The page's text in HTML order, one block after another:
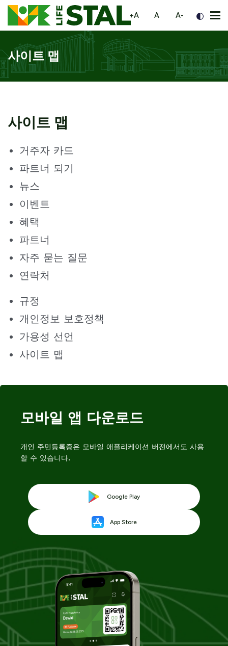
페이지 탐색으로 이동
내용으로 이동
하단으로 이동
+Awiększa czcionka
Anormalna czcionka
A- mniejsza
메
사이트 맵
사이트 맵
거주자 카드
파트너 되기
뉴스
이벤트
혜택
파트너
자주 묻는 질문
연락처
규정
개인정보 보호정책
가용성 선언
사이트 맵
모바일 앱 다운로드
개인 주민등록증은 모바일 애플리케이션 버전에서도 사용
할 수 있습니다.
Google Play링
에
App Store링
탭